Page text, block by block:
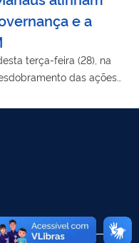
e a
terça-feira (28), na
das ações
recente na empresa